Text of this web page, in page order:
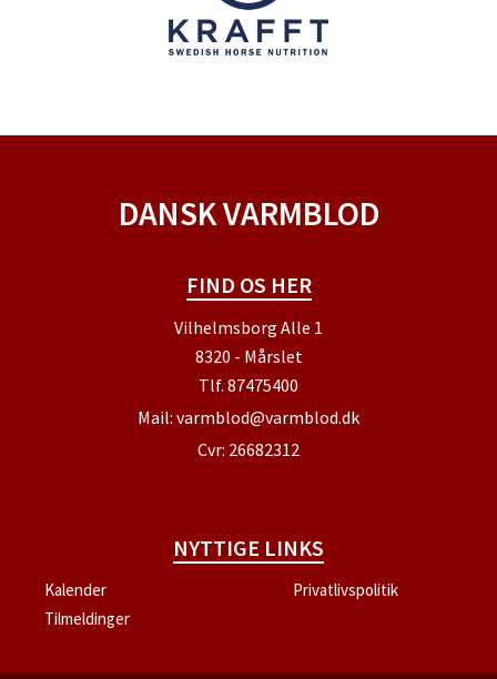
DANSK VARMBLOD
FIND OS HER
Vilhelmsborg Alle 1
8320 - Mårslet
Tlf. 87475400
Mail: varmblod@varmblod.dk
Cvr: 26682312
NYTTIGE LINKS
Kalender
Privatlivspolitik
Tilmeldinger